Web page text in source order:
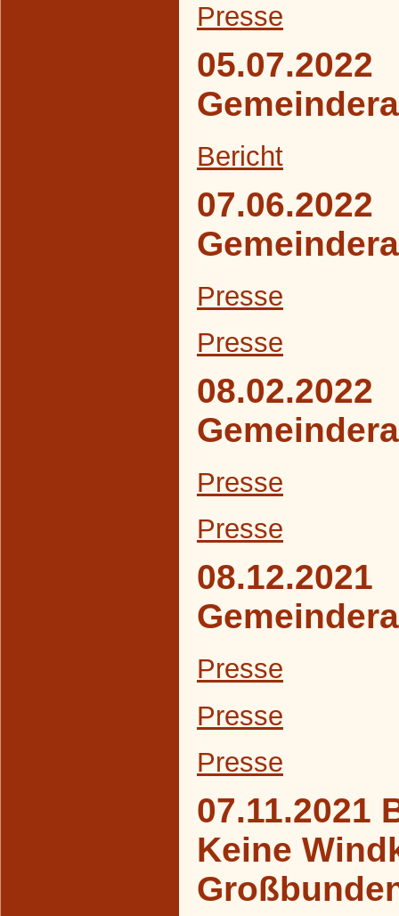
Presse
05.07.2022
Bericht
07.06.2022
Presse
Presse
08.02.2022
Presse
Presse
08.12.2021
Presse
Presse
Presse
07.11.2021
Keine